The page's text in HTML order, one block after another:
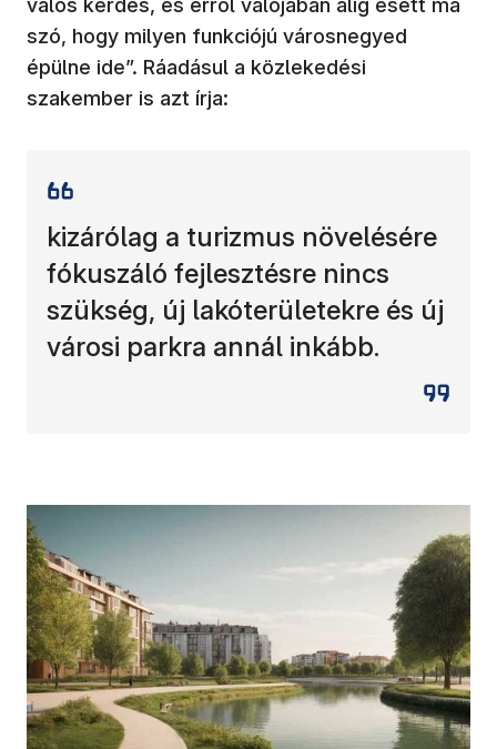
valós kérdés, és erről valójában alig esett ma
szó, hogy milyen funkciójú városnegyed
épülne ide”. Ráadásul a közlekedési
szakember is azt írja:
kizárólag a turizmus növelésére
fókuszáló fejlesztésre nincs
szükség, új lakóterületekre és új
városi parkra annál inkább.